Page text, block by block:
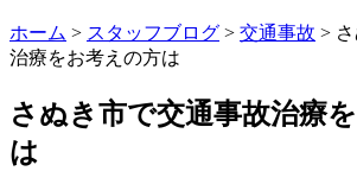
ホーム > スタッフブログ > 交通事故 >
治療をお考えの方は
さぬき市で交通事故治療
は